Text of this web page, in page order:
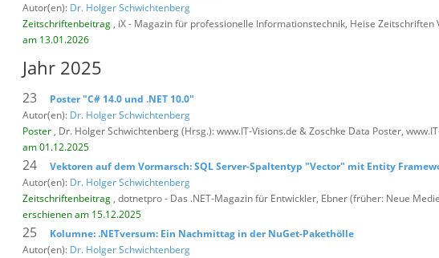
Autor(en): Dr. Holger Schwichtenberg
Zeitschriftenbeitrag , iX - Magazin für professionelle Informationstechnik, Heise Zeitschriften
am 13.01.2026
Jahr 2025
23
Poster "C# 14.0 und .NET 10.0"
Autor(en): Dr. Holger Schwichtenberg
Poster , Dr. Holger Schwichtenberg (Hrsg.): www.IT-Visions.de & Zoschke Data Poster,
am 01.12.2025
24
Vektoren auf dem Vormarsch: SQL Server-Spaltentyp "Vector" mit Entity
Autor(en): Dr. Holger Schwichtenberg
Zeitschriftenbeitrag , dotnetpro - Das .NET-Magazin für Entwickler, Ebner (früher: Neue
erschienen am 15.12.2025
25
Kolumne: .NETversum: Ein Nachmittag in der NuGet-Pakethölle
Autor(en): Dr. Holger Schwichtenberg